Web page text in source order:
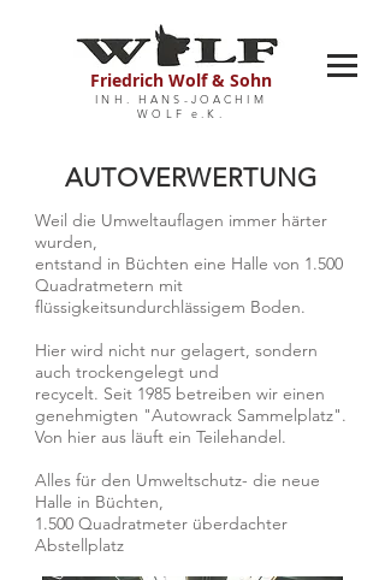
Friedrich Wolf & Sohn
INH. HANS-JOACHIM
WOLF e.K.
AUTOVERWERTUNG
Weil die Umweltauflagen immer härter
wurden,
entstand in Büchten eine Halle von 1.500
Quadratmetern mit
flüssigkeitsundurchlässigem Boden.
Hier wird nicht nur gelagert, sondern
auch trockengelegt und
recycelt. Seit 1985 betreiben wir einen
genehmigten "Autowrack Sammelplatz".
Von hier aus läuft ein Teilehandel.
Alles für den Umweltschutz- die neue
Halle in Büchten,
1.500 Quadratmeter überdachter
Abstellplatz